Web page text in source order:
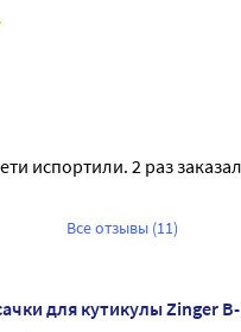
испортили. 2 раз
Все отзывы (11)
для кутикулы Zinger